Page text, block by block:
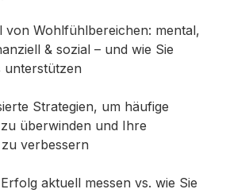
von Wohlfühlbereichen: mental,
& sozial – und wie Sie
unterstützen
Strategien, um häufige
überwinden und Ihre
verbessern
aktuell messen vs. wie Sie